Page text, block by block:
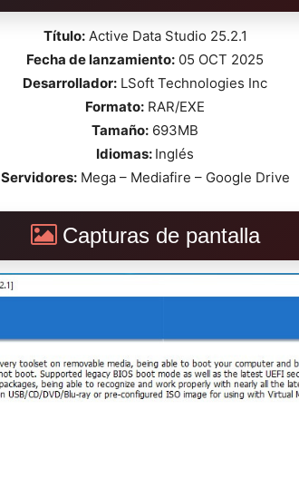
Título:Active Data Studio 25.2.1
Fecha de lanzamiento: 05 OCT 2025
Desarrollador: LSoft Technologies Inc
Formato: RAR/EXE
Tamaño: 693MB
Idiomas: Inglés
Servidores:Mega – Mediafire – Google Drive
Capturas de pantalla